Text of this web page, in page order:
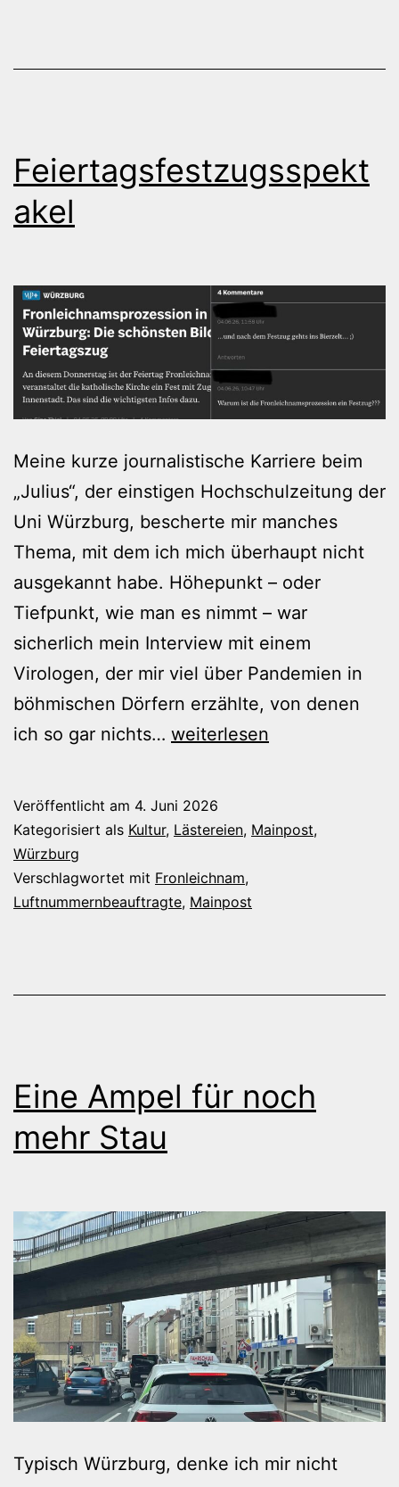
Feiertagsfestzugsspekt
akel
Meine kurze journalistische Karriere beim
„Julius“, der einstigen Hochschulzeitung der
Uni Würzburg, bescherte mir manches
Thema, mit dem ich mich überhaupt nicht
ausgekannt habe. Höhepunkt – oder
Tiefpunkt, wie man es nimmt – war
sicherlich mein Interview mit einem
Virologen, der mir viel über Pandemien in
böhmischen Dörfern erzählte, von denen
ich so gar nichts… weiterlesen
Veröffentlicht am 4. Juni 2026
Kategorisiert als Kultur, Lästereien, Mainpost,
Würzburg
Verschlagwortet mit Fronleichnam,
Luftnummernbeauftragte, Mainpost
Eine Ampel für noch
mehr Stau
Typisch Würzburg, denke ich mir nicht